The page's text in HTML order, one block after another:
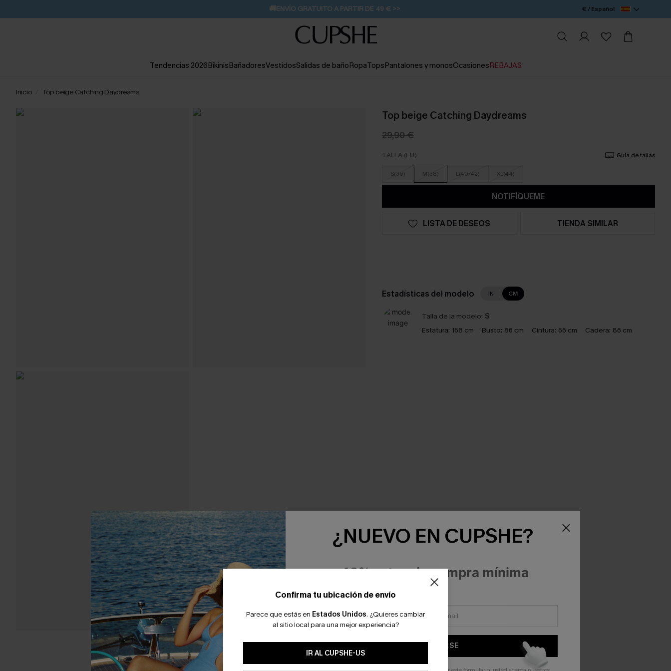
🚚ENVÍO GRATUITO A PARTIR DE 49 € >> € / Español
Tendencias 2026BikinisBañadoresVestidosSalidas de bañoRopaTopsPantalones y monosOcasionesREBAJAS
Inicio Top beige Catching Daydreams
Top beige Catching Daydreams
29,90 €
TALLA (EU) Guía de tallas
S(36) M(38) L(40/42) XL(44)
NOTIFÍQUEME
LISTA DE DESEOS TIENDA SIMILAR
Estadísticas del modelo IN CM
Talla de la modelo: S
Estatura: 168 cm Busto: 86 cm Cintura: 66 cm Cadera: 86 cm
Confirma tu ubicación de envío
Parece que estás en Estados Unidos. ¿Quieres cambiar
al sitio local para una mejor experiencia?
IR AL CUPSHE-US
¿NUEVO EN CUPSHE?
-10% extra sin compra mínima
SUSCRIBIRSE